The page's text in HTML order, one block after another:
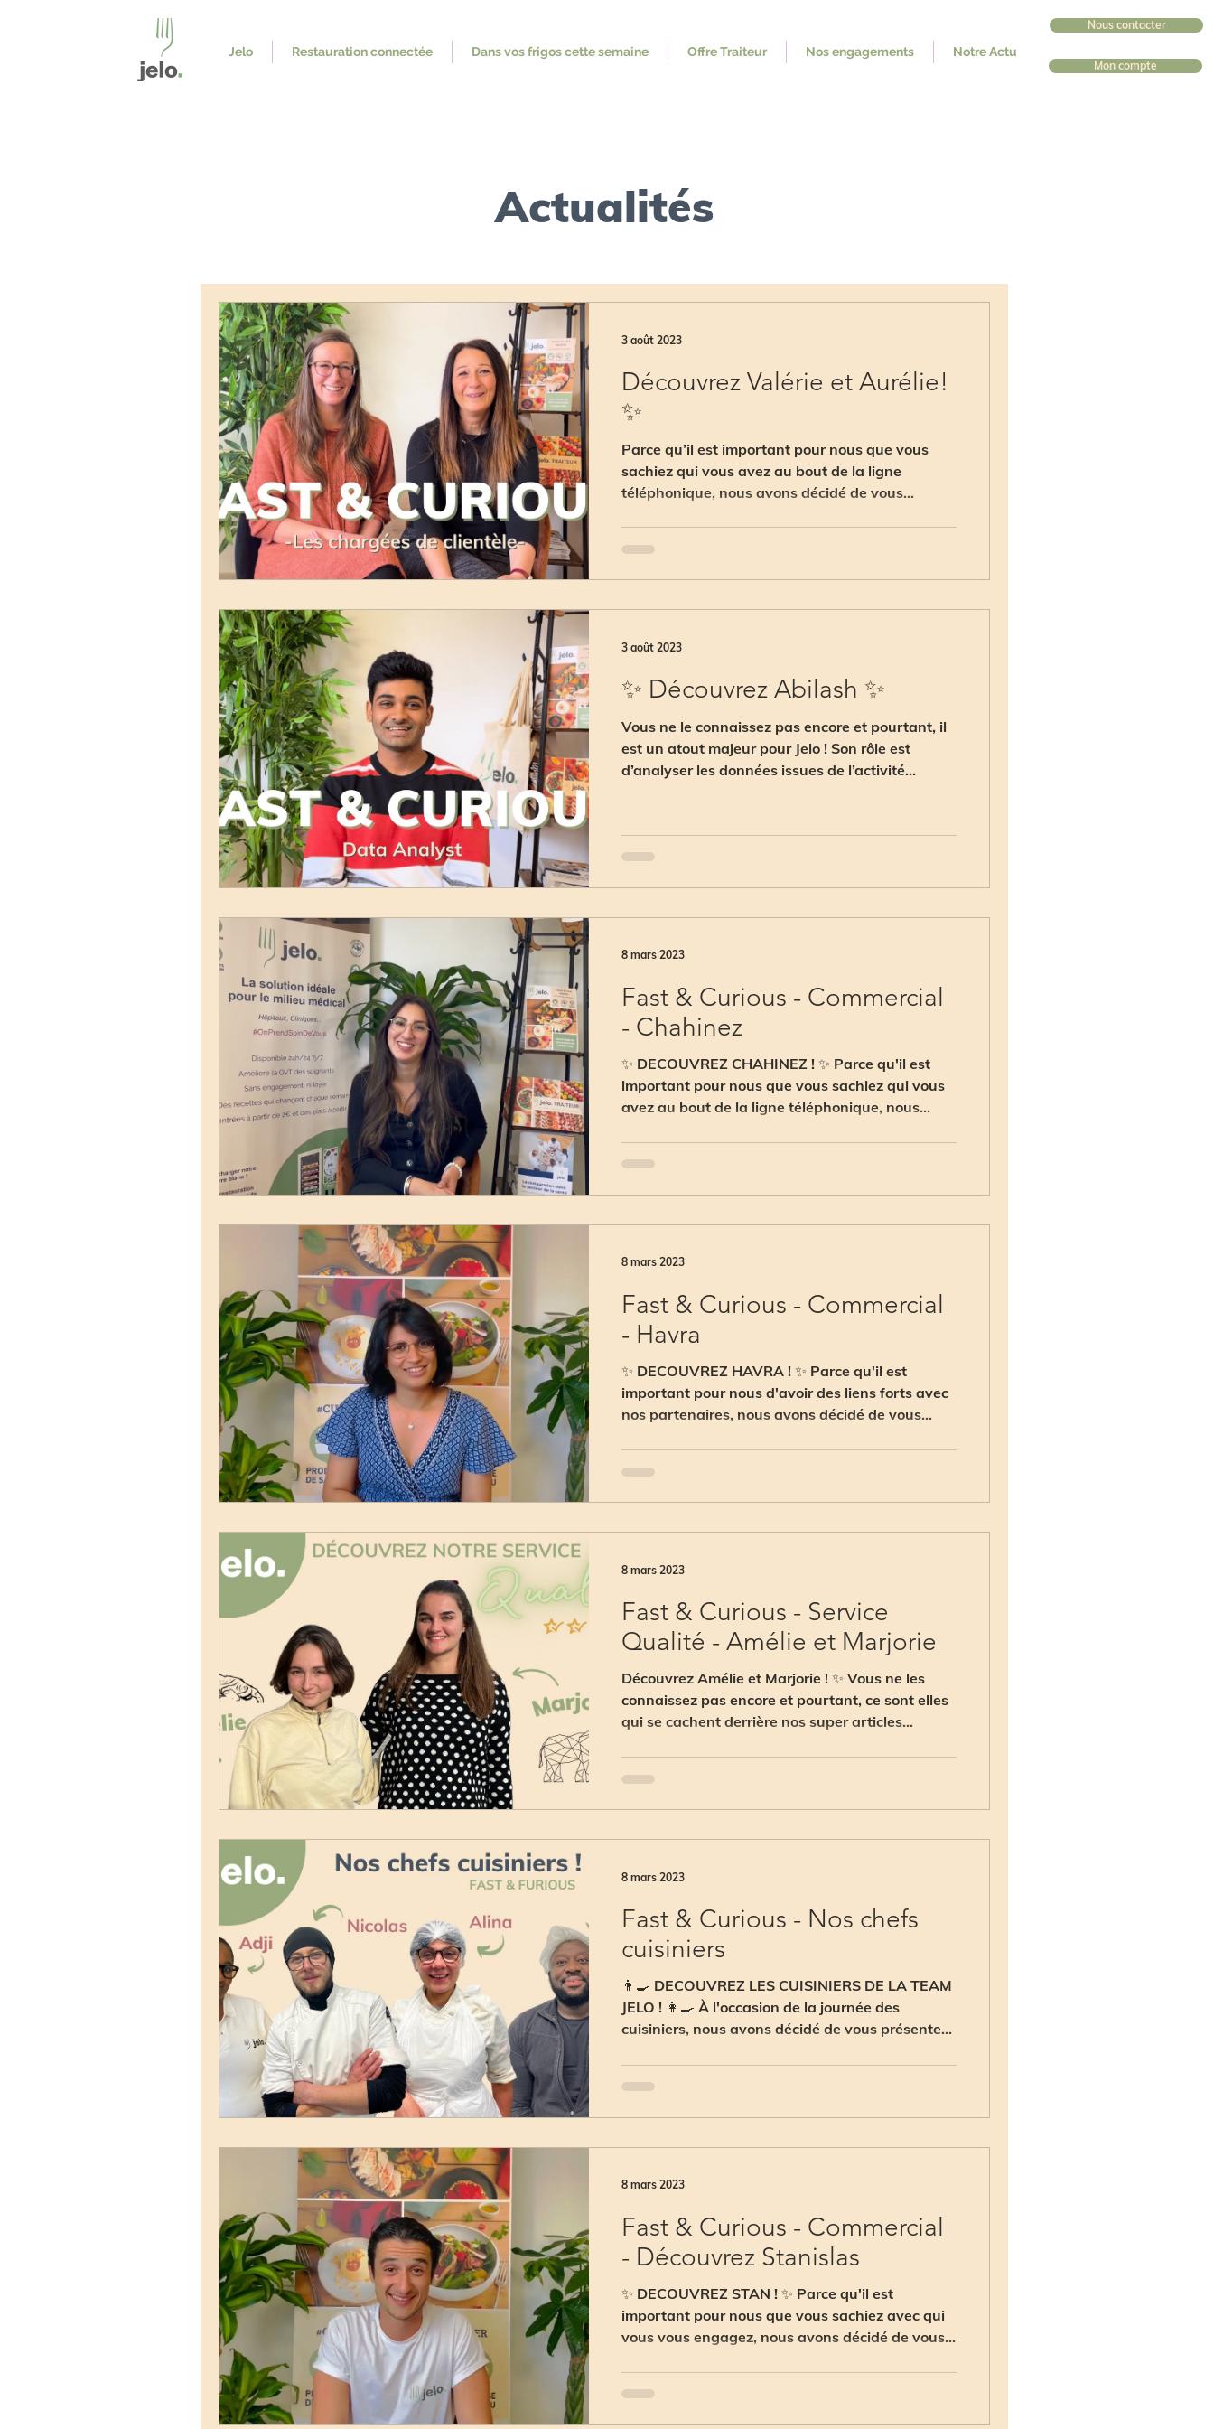
Jelo Restauration connectée Dans vos frigos cette semaine Offre Traiteur Nos engagements Notre Actu
Nous contacter
Mon compte
Actualités
Découvrez Valérie et Aurélie!
✨
Parce qu’il est important pour nous que vous
sachiez qui vous avez au bout de la ligne
téléphonique, nous avons décidé de vous
3 août 2023
✨ Découvrez Abilash ✨
Vous ne le connaissez pas encore et pourtant, il
est un atout majeur pour Jelo ! Son rôle est
d’analyser les données issues de l’activité...
3 août 2023
Fast & Curious - Commercial
- Chahinez
✨ DECOUVREZ CHAHINEZ ! ✨ Parce qu'il est
important pour nous que vous sachiez qui vous
avez au bout de la ligne téléphonique, nous
8 mars 2023
Fast & Curious - Commercial
- Havra
✨ DECOUVREZ HAVRA ! ✨ Parce qu'il est
important pour nous d'avoir des liens forts avec
nos partenaires, nous avons décidé de vous...
8 mars 2023
Fast & Curious - Service
Qualité - Amélie et Marjorie
Découvrez Amélie et Marjorie ! ✨ Vous ne les
connaissez pas encore et pourtant, ce sont elles
qui se cachent derrière nos super articles...
8 mars 2023
Fast & Curious - Nos chefs
cuisiniers
👨‍🍳 DECOUVREZ LES CUISINIERS DE LA TEAM
JELO ! 👩‍🍳 À l'occasion de la journée des
cuisiniers, nous avons décidé de vous présenter
8 mars 2023
Fast & Curious - Commercial
- Découvrez Stanislas
✨ DECOUVREZ STAN ! ✨ Parce qu'il est
important pour nous que vous sachiez avec qui
vous vous engagez, nous avons décidé de vous
8 mars 2023